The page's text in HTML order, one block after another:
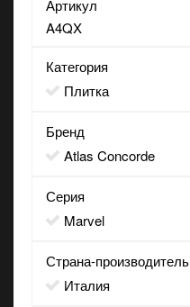
Артикул
A4QX
Категория
Плитка
Бренд
Atlas Concorde
Серия
Marvel
Страна-производитель
Италия